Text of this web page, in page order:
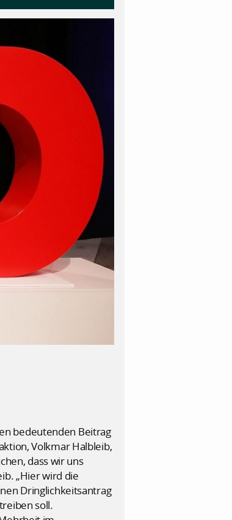
bedeutenden Beitrag
Volkmar Halbleib,
dass wir uns
„Hier wird die
Dringlichkeitsantrag
soll.